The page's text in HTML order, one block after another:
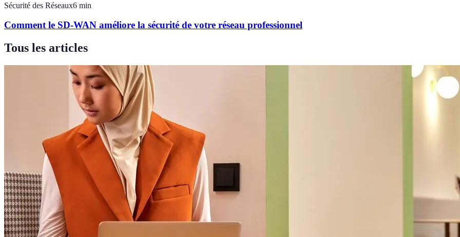
Sécurité des Réseaux6 min
Comment le SD-WAN améliore la sécurité de votre réseau professionnel
Tous les articles